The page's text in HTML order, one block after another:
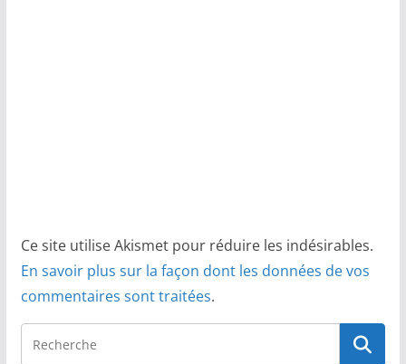
Ce site utilise Akismet pour réduire les indésirables.
En savoir plus sur la façon dont les données de vos
commentaires sont traitées.